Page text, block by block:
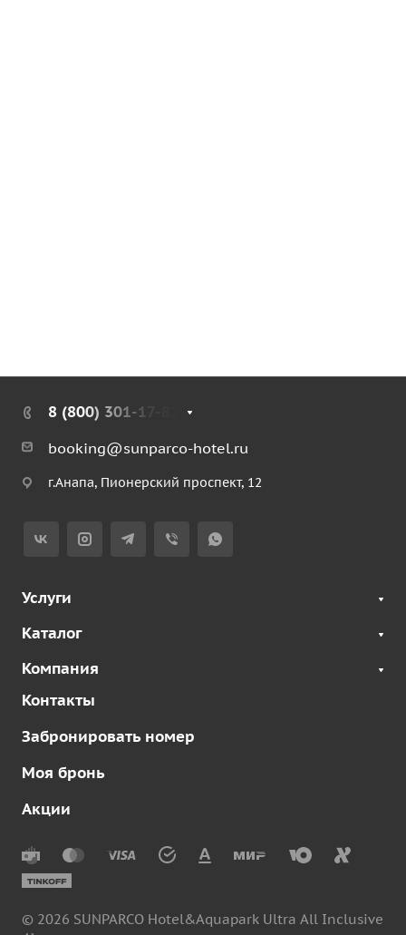
8 (800) 301-17-82
booking@sunparco-hotel.ru
г.Анапа, Пионерский проспект, 12
Услуги
Каталог
Компания
Контакты
Забронировать номер
Моя бронь
Акции
© 2026 SUNPARCO Hotel&Aquapark Ultra All Inclusive